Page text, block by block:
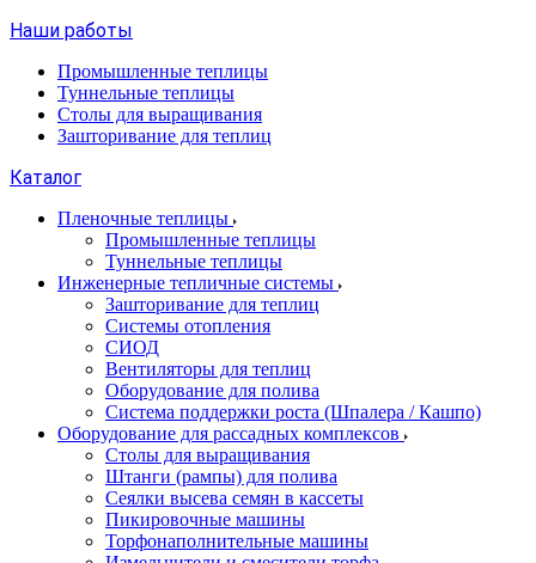
Наши работы
Промышленные теплицы
Туннельные теплицы
Столы для выращивания
Зашторивание для теплиц
Каталог
Пленочные теплицы
Промышленные теплицы
Туннельные теплицы
Инженерные тепличные системы
Зашторивание для теплиц
Системы отопления
СИОД
Вентиляторы для теплиц
Оборудование для полива
Система поддержки роста (Шпалера / Кашпо)
Оборудование для рассадных комплексов
Столы для выращивания
Штанги (рампы) для полива
Сеялки высева семян в кассеты
Пикировочные машины
Торфонаполнительные машины